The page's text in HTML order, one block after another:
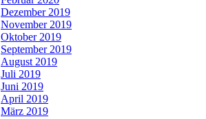
Dezember 2019
November 2019
Oktober 2019
September 2019
August 2019
Juli 2019
Juni 2019
April 2019
März 2019